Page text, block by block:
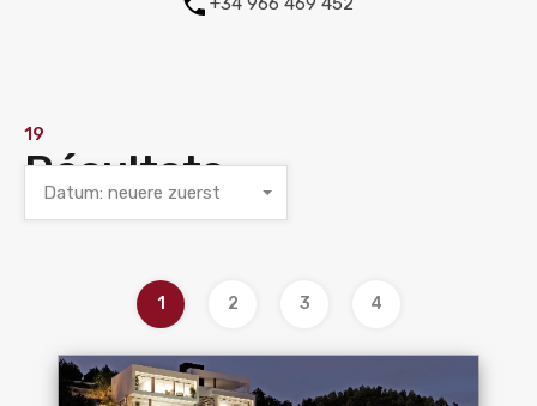
19
Résultats
Datum: neuere zuerst
1 2 3 4